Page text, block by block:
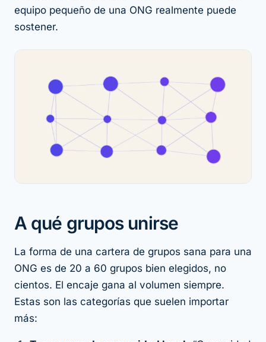
equipo pequeño de una ONG realmente puede
sostener.
A qué grupos unirse
La forma de una cartera de grupos sana para una
ONG es de 20 a 60 grupos bien elegidos, no
cientos. El encaje gana al volumen siempre.
Estas son las categorías que suelen importar
más: